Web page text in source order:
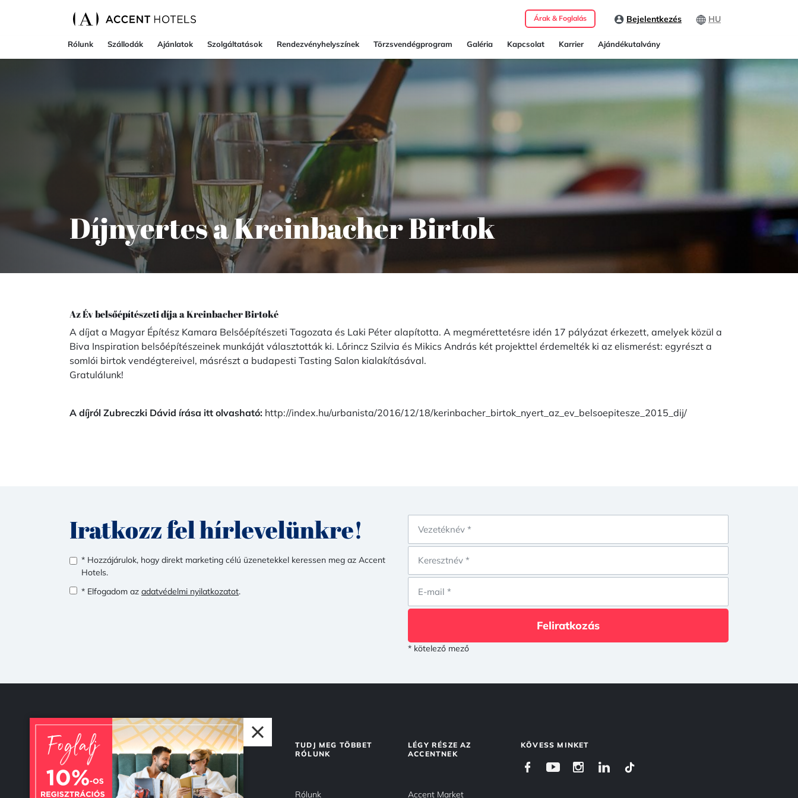
Árak & Foglalás Bejelentkezés HU
Rólunk Szállodák Ajánlatok Szolgáltatások Rendezvényhelyszínek Törzsvendégprogram Galéria Kapcsolat Karrier Ajándékutalvány
Díjnyertes a Kreinbacher Birtok
Az Év belsőépítészeti díja a Kreinbacher Birtoké
A díjat a Magyar Építész Kamara Belsőépítészeti Tagozata és Laki Péter alapította. A megmérettetésre idén 17 pályázat érkezett, amelyek közül a
Biva Inspiration belsőépítészeinek munkáját választották ki. Lőrincz Szilvia és Mikics András két projekttel érdemelték ki az elismerést: egyrészt a
somlói birtok vendégtereivel, másrészt a budapesti Tasting Salon kialakításával.
Gratulálunk!
A díjról Zubreczki Dávid írása itt olvasható: http://index.hu/urbanista/2016/12/18/kerinbacher_birtok_nyert_az_ev_belsoepitesze_2015_dij/
Iratkozz fel hírlevelünkre!
* Hozzájárulok, hogy direkt marketing célú üzenetekkel keressen meg az Accent
Hotels.
* Elfogadom az adatvédelmi nyilatkozatot.
Feliratkozás
* kötelező mező
TUDJ MEG TÖBBET
RÓLUNK
Rólunk
LÉGY RÉSZE AZ
ACCENTNEK
Accent Market
KÖVESS MINKET